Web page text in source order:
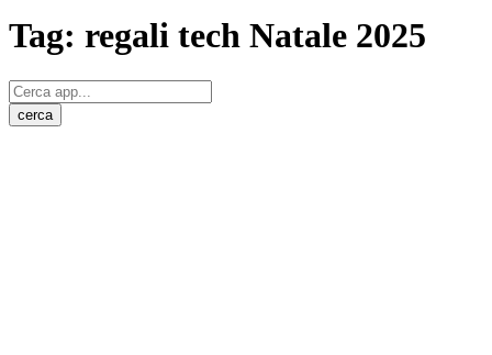
Tag: regali tech Natale 2025